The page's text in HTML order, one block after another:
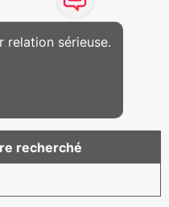
relation sérieuse.
recherché